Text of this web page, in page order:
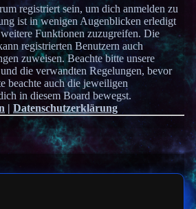
registriert sein, um dich anmelden zu
ist in wenigen Augenblicken erledigt
Funktionen zuzugreifen. Die
registrierten Benutzern auch
zuweisen. Beachte bitte unsere
die verwandten Regelungen, bevor
beachte auch die jeweiligen
in diesem Board bewegst.
| Datenschutzerklärung